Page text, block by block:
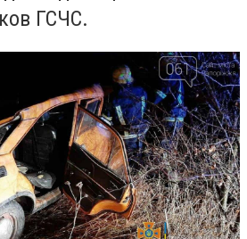
ГСЧС.